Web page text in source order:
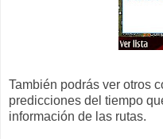
También podrás ver otros
predicciones del tiempo
información de las rutas.